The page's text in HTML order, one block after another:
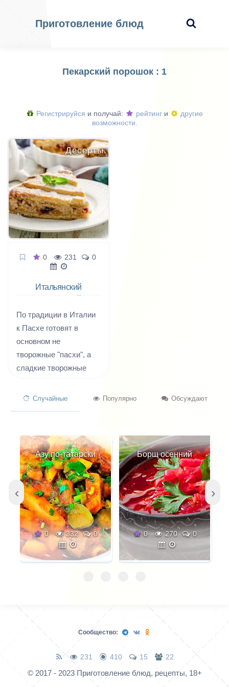
Приготовление блюд
Пекарский порошок : 1
Регистрируйся и получай: рейтинг и
другие
возможности.
Десерты
0 231 0
Итальянский
По традиции в Италии
к Пасхе готовят в
основном не
творожные "пасхи", а
сладкие творожные
теми же
мы применяем к
приготовлению творога.
Изюм, и шоколад, и
цукаты, и сухофрукты
в нежном твороге и
рассыпчатом тесте -
очень вкусно!
Случайные Популярно Обсуждают
Азу по-татарски
0 332 0
Борщ осенний
0 270 0
‹ ›
Сообщество:
231 410 15 22
© 2017 - 2023 Приготовление блюд, рецепты, 18+